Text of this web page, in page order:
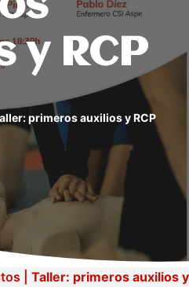
y RCP
primeros auxilios y RCP
Taller: primeros auxilios y